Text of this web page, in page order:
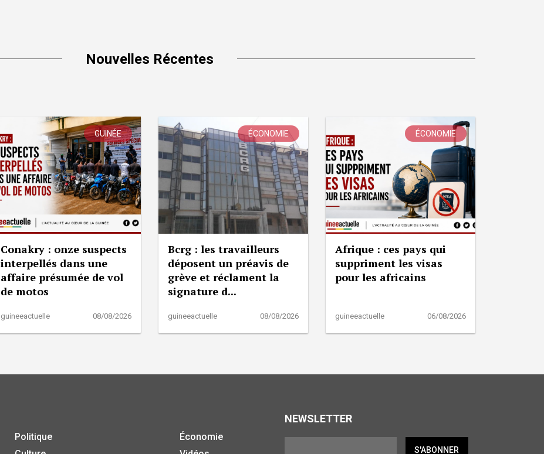
Nouvelles Récentes
GUINÉE
Conakry : onze suspects
interpellés dans une
affaire présumée de vol
de motos
guineeactuelle 08/08/2026
ÉCONOMIE
Bcrg : les travailleurs
déposent un préavis de
grève et réclament la
signature d...
guineeactuelle 08/08/2026
ÉCONOMIE
Afrique : ces pays qui
suppriment les visas
pour les africains
guineeactuelle 06/08/2026
Politique
Économie
NEWSLETTER
S'ABONNER